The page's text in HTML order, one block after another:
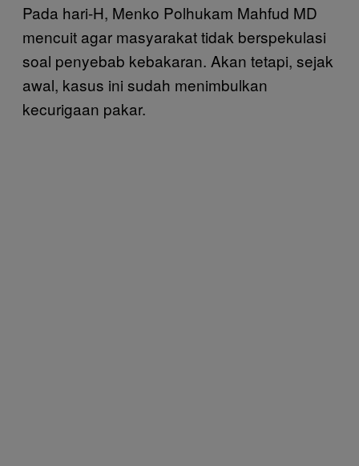
Pada hari-H, Menko Polhukam Mahfud MD
mencuit agar masyarakat tidak berspekulasi
soal penyebab kebakaran. Akan tetapi, sejak
awal, kasus ini sudah menimbulkan
kecurigaan pakar.